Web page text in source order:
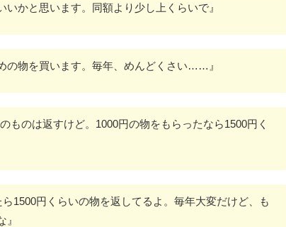
いかと思います。同額より少し上くらいで』
の物を買います。毎年、めんどくさい……』
ものは返すけど。1000円の物をもらったなら1500円く
ら1500円くらいの物を返してるよ。毎年大変だけど、も